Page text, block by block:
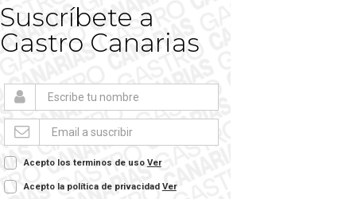
Suscríbete a
Gastro Canarias
Acepto los terminos de uso Ver
Acepto la política de privacidad Ver